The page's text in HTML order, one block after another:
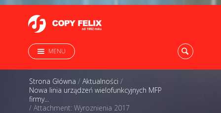
MENU
Strona Główna / Aktualności /
Nowa linia urządzeń wielofunkcyjnych MFP
firmy...
/ Attachment: Wyroznienia 2017